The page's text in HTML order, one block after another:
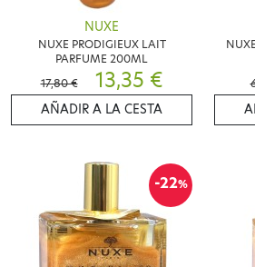
NUXE
NUXE PRODIGIEUX LAIT
PARFUME 200ML
17,80 €
13,35 €
AÑADIR A LA CESTA
-22%